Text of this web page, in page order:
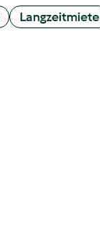
Langzeitmiete